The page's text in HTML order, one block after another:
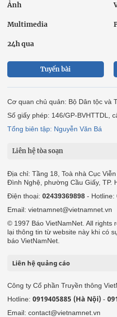
Ảnh
Multimedia
24h qua
Tuyến bài
Cơ quan chủ quản: Bộ Dân tộc và
Số giấy phép: 146/GP-BVHTTDL,
Tổng biên tập: Nguyễn Văn Bá
Liên hệ tòa soạn
Địa chỉ: Tầng 18, Toà nhà Cục
Đình Nghệ, phường Cầu Giấy, TP.
Điện thoại: 02439369898 - Hotline:
Email: vietnamnet@vietnamnet.vn
© 1997 Báo VietNamNet. All rights
lại thông tin từ website này khi có
báo VietNamNet.
Liên hệ quảng cáo
Công ty Cổ phần Truyền thông
Hotline: 0919405885 (Hà Nội) -
Email: contact@vietnamnet.vn